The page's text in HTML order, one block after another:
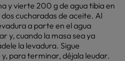
y vierte 200 g de agua tibia en
cucharadas de aceite. Al
a parte en el agua
y, cuando la masa sea ya
la levadura. Sigue
para terminar, déjala leudar.